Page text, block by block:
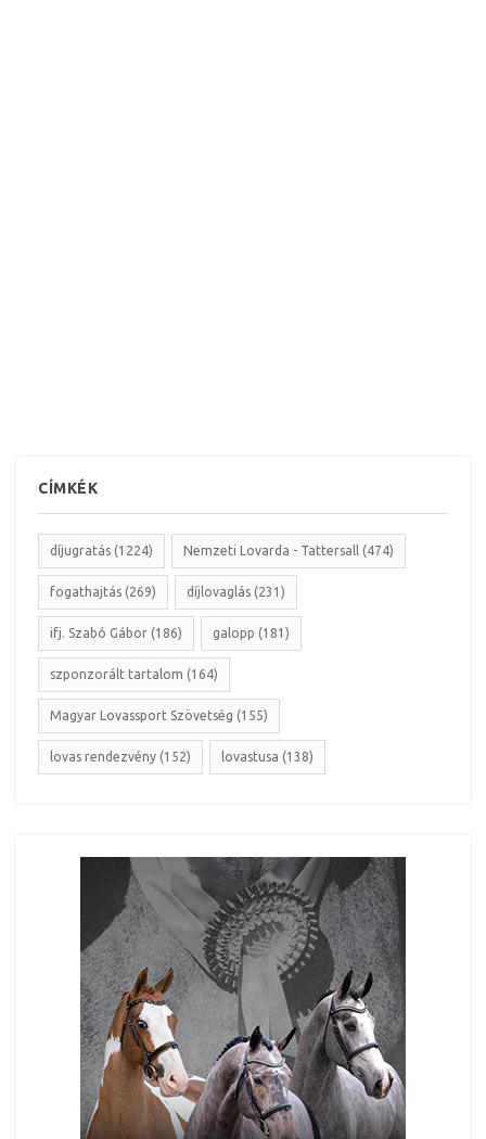
CÍMKÉK
díjugratás (1224) Nemzeti Lovarda - Tattersall (474)
fogathajtás (269) díjlovaglás (231)
ifj. Szabó Gábor (186) galopp (181)
szponzorált tartalom (164)
Magyar Lovassport Szövetség (155)
lovas rendezvény (152) lovastusa (138)